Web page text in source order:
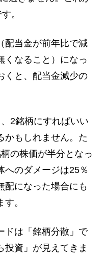
。
当金が前年比で減
くなること）になっ
くと、配当金減少の
2銘柄にすればいい
かもしれません。た
の株価が半分となっ
へのダメージは25％
配になった場合にも
。
ドは「銘柄分散」で
資」が見えてきま